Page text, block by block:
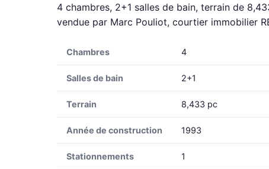
4 chambres, 2+1 salles de bain, terrain de
vendue par Marc Pouliot, courtier immobilier
Chambres 4
Salles de bain 2+1
Terrain 8,433 pc
Année de construction 1993
Stationnements 1